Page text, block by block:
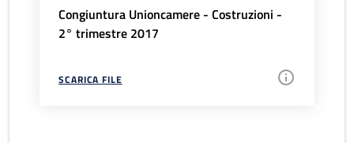
Congiuntura Unioncamere - Costruzioni -
2° trimestre 2017
SCARICA FILE